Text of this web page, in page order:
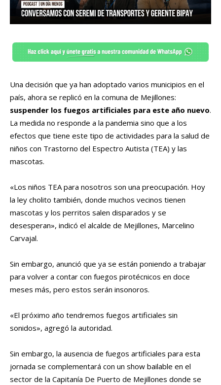
Una decisión que ya han adoptado varios municipios en el
país, ahora se replicó en la comuna de Mejillones:
suspender los fuegos artificiales para este año nuevo.
La medida no responde a la pandemia sino que a los
efectos que tiene este tipo de actividades para la salud de
niños con Trastorno del Espectro Autista (TEA) y las
mascotas.
«Los niños TEA para nosotros son una preocupación. Hoy
la ley cholito también, donde muchos vecinos tienen
mascotas y los perritos salen disparados y se
desesperan», indicó el alcalde de Mejillones, Marcelino
Carvajal.
Sin embargo, anunció que ya se están poniendo a trabajar
para volver a contar con fuegos pirotécnicos en doce
meses más, pero estos serán insonoros.
«El próximo año tendremos fuegos artificiales sin
sonidos», agregó la autoridad.
Sin embargo, la ausencia de fuegos artificiales para esta
jornada se complementará con un show bailable en el
sector de la Capitanía De Puerto de Mejillones donde se